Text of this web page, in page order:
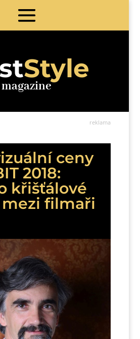
Style
magazine
reklama
ceny
2018:
křišťálové
filmaři